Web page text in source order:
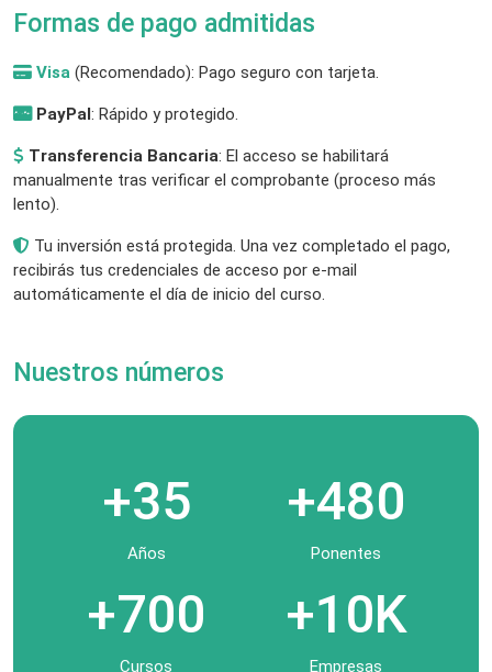
Formas de pago admitidas
Visa (Recomendado): Pago seguro con tarjeta.
PayPal : Rápido y protegido.
Transferencia Bancaria: El acceso se habilitará
manualmente tras verificar el comprobante (proceso más
lento).
Tu inversión está protegida. Una vez completado el pago,
recibirás tus credenciales de acceso por e-mail
automáticamente el día de inicio del curso.
Nuestros números
+35
Años
+480
Ponentes
+700
Cursos
+10K
Empresas